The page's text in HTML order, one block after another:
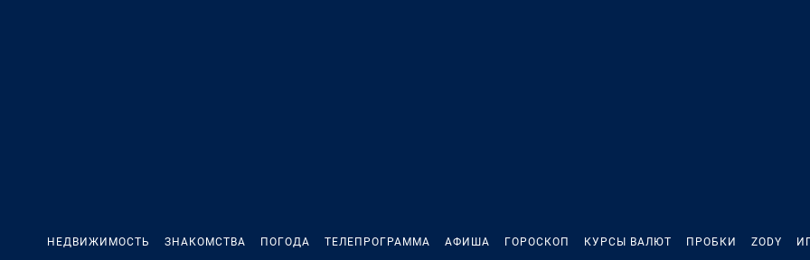
НЕДВИЖИМОСТЬ ЗНАКОМСТВА ПОГОДА ТЕЛЕПРОГРАММА АФИША ГОРОСКОП КУРСЫ ВАЛЮТ ПРОБКИ ZODY